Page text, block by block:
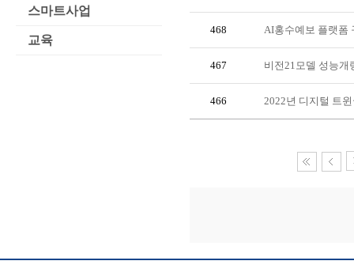
468 AI홍수예보 플랫폼
467 비전21모델 성능개
466 2022년 디지털 트
스마트사업
교육